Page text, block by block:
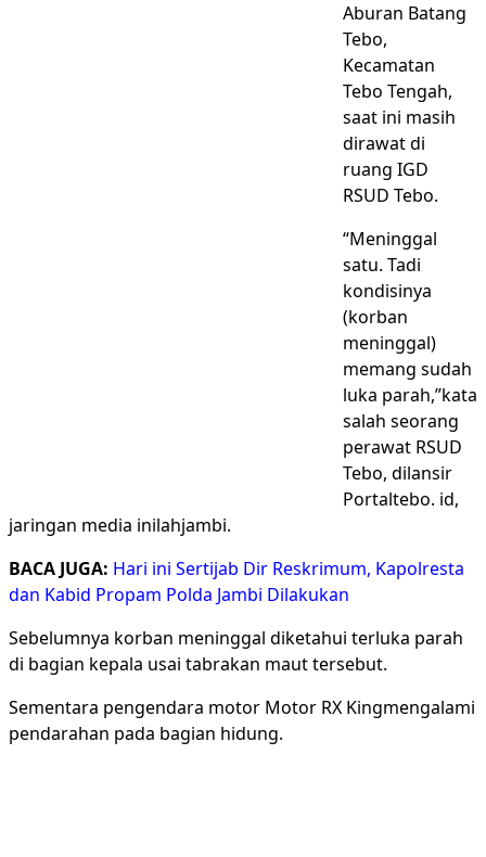
Aburan Batang
Tebo,
Kecamatan
Tebo Tengah,
saat ini masih
dirawat di
ruang IGD
RSUD Tebo.
“Meninggal
satu. Tadi
kondisinya
(korban
meninggal)
memang sudah
luka parah,”kata
salah seorang
perawat RSUD
Tebo, dilansir
Portaltebo. id,
jaringan media inilahjambi.
BACA JUGA: Hari ini Sertijab Dir Reskrimum, Kapolresta
dan Kabid Propam Polda Jambi Dilakukan
Sebelumnya korban meninggal diketahui terluka parah
di bagian kepala usai tabrakan maut tersebut.
Sementara pengendara motor Motor RX Kingmengalami
pendarahan pada bagian hidung.